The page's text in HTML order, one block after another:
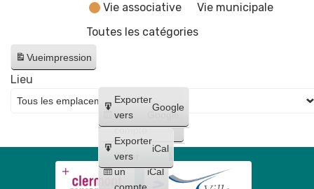
Vie associative
Vie municipale
Toutes les catégories
Vueimpression
Créer
un
compte
Google
Créer
un
iCal
Exporter
vers
Google
Exporter
vers
iCal
Lieu